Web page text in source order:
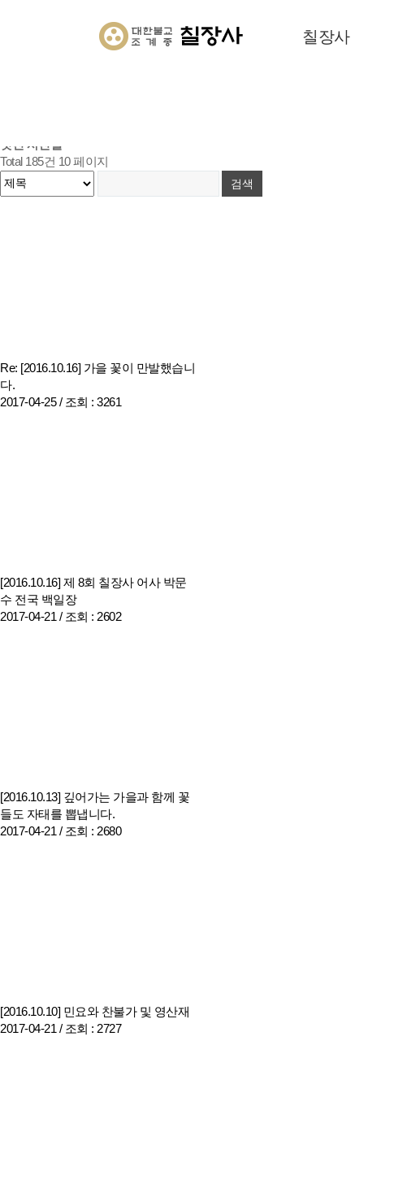
칠장사
멋진 사진실
멋진 사진실
Total 185건 10 페이지
Re: [2016.10.16] 가을 꽃이 만발했습니
다.
2017-04-25 / 조회 : 3261
[2016.10.16] 제 8회 칠장사 어사 박문
수 전국 백일장
2017-04-21 / 조회 : 2602
[2016.10.13] 깊어가는 가을과 함께 꽃
들도 자태를 뽑냅니다.
2017-04-21 / 조회 : 2680
[2016.10.10] 민요와 찬불가 및 영산재
2017-04-21 / 조회 : 2727